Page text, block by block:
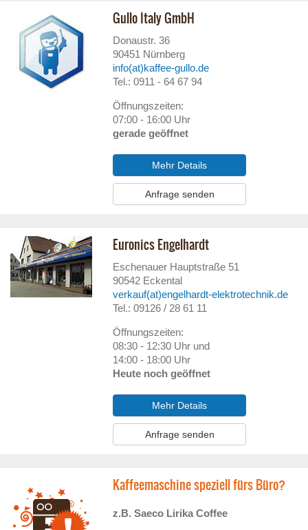
Gullo Italy GmbH
Donaustr. 36
90451 Nürnberg
info(at)kaffee-gullo.de
Tel.: 0911 - 64 67 94
Öffnungszeiten:
07:00 - 16:00 Uhr
gerade geöffnet
Mehr Details
Anfrage senden
Euronics Engelhardt
Eschenauer Hauptstraße 51
90542 Eckental
verkauf(at)engelhardt-elektrotechnik.de
Tel.: 09126 / 28 61 11
Öffnungszeiten:
08:30 - 12:30 Uhr und
14:00 - 18:00 Uhr
Heute noch geöffnet
Mehr Details
Anfrage senden
Kaffeemaschine speziell fürs Büro?
z.B. Saeco Lirika Coffee